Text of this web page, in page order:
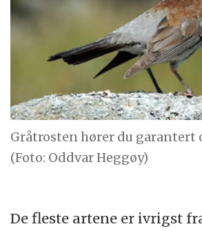
Gråtrosten hører du garantert
(Foto: Oddvar Heggøy)
De fleste artene er ivrigst